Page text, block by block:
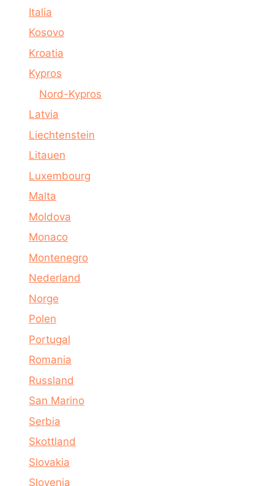
Italia
Kosovo
Kroatia
Kypros
Nord-Kypros
Latvia
Liechtenstein
Litauen
Luxembourg
Malta
Moldova
Monaco
Montenegro
Nederland
Norge
Polen
Portugal
Romania
Russland
San Marino
Serbia
Skottland
Slovakia
Slovenia